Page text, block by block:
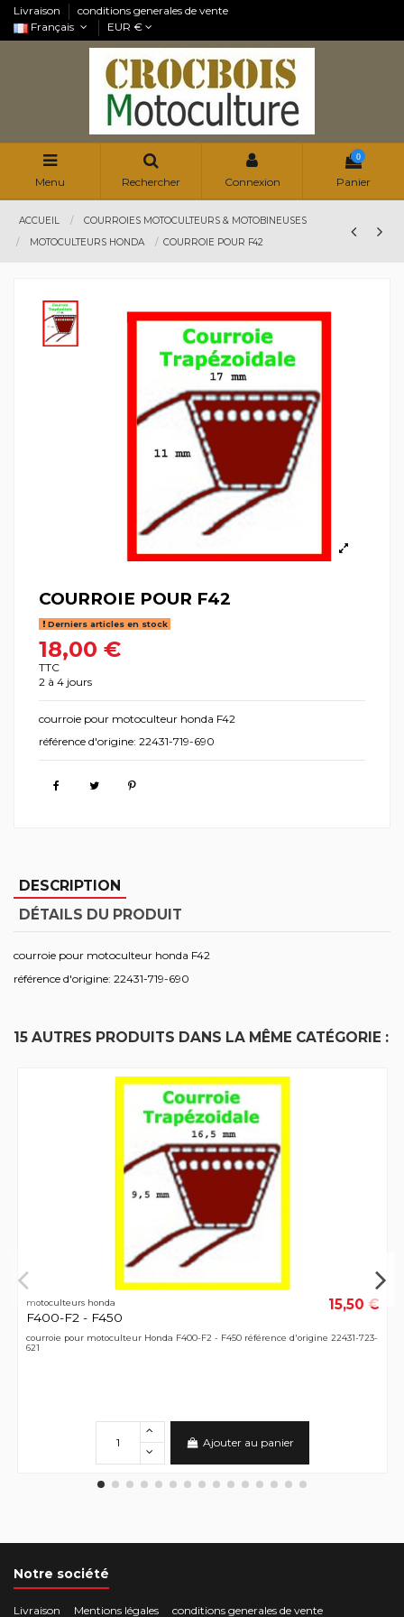
Livraison
conditions generales de vente
Français
EUR €
Menu Rechercher Connexion
0
Panier
ACCUEIL
COURROIES MOTOCULTEURS & MOTOBINEUSES
MOTOCULTEURS HONDA
COURROIE POUR F42
COURROIE POUR F42
Derniers articles en stock
18,00 €
TTC
2 à 4 jours
courroie pour motoculteur honda F42
référence d'origine: 22431-719-690
DESCRIPTION
DÉTAILS DU PRODUIT
courroie pour motoculteur honda F42
référence d'origine: 22431-719-690
15 AUTRES PRODUITS DANS LA MÊME CATÉGORIE :
motoculteurs honda
F400-F2 - F450
15,50 €
courroie pour motoculteur Honda F400-F2 - F450 référence d'origine 22431-723-
621
Ajouter au panier
Notre société
Livraison Mentions légales conditions generales de vente